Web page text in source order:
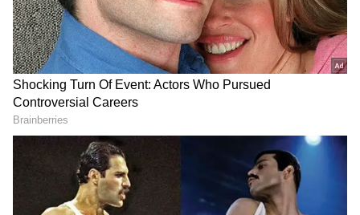
தொழிற்சாலைக்குத் திரும்பும்.
புனே, கோலாப்பூர், பனாஜி, மங்களூரு,
மைசூரு, பெங்களூரு மற்றும் ஹைதராபாத்
போன்ற நகரங்கள் மேற்கு-தெற்கு
வழித்தடத்தில் இருக்கும். மும்பை, சூரத்,
வதோதரா, அகமதாபாத் மற்றும் டெல்லி
போன்ற நகரங்கள் மேற்கு-வடக்கு
வழித்தடத்தில் இருக்கும், மேலும் நாசிக்,